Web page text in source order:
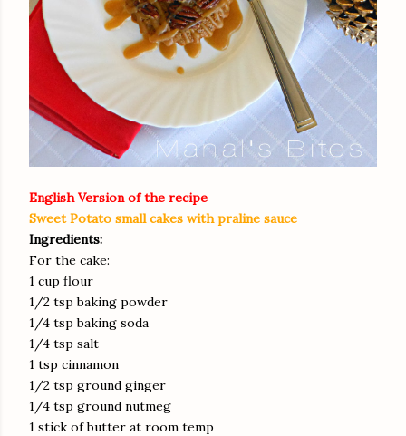
English Version of the recipe
Sweet Potato small cakes with praline sauce
Ingredients:
For the cake:
1 cup flour
1/2 tsp baking powder
1/4 tsp baking soda
1/4 tsp salt
1 tsp cinnamon
1/2 tsp ground ginger
1/4 tsp ground nutmeg
1 stick of butter at room temp